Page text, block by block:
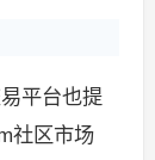
平台也提
社区市场